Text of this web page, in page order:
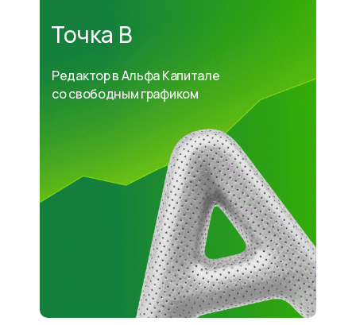
Точка B
Редактор в Альфа Капитале
со свободным графиком